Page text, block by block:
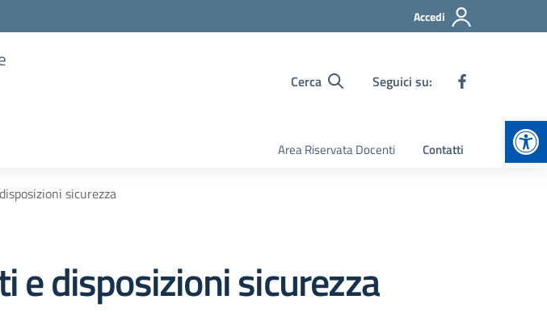
Accedi
Cerca Seguici su:
Area Riservata Docenti Contatti
sicurezza
e disposizioni sicurezza